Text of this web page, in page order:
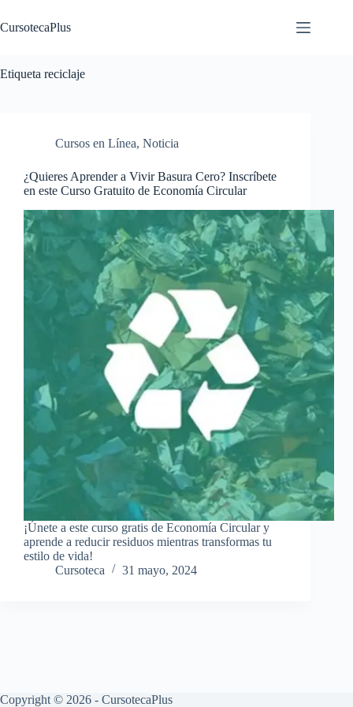
al
contenido
CursotecaPlus
Etiqueta reciclaje
Cursos en Línea, Noticia
¿Quieres Aprender a Vivir Basura Cero? Inscríbete
en este Curso Gratuito de Economía Circular
¡Únete a este curso gratis de Economía Circular y
aprende a reducir residuos mientras transformas tu
estilo de vida!
Cursoteca
31 mayo, 2024
Copyright © 2026 - CursotecaPlus